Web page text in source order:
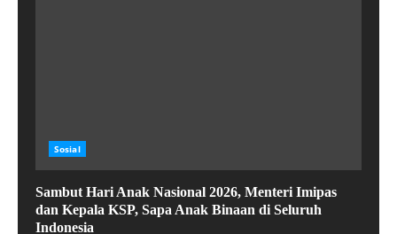
Sosial
Sambut Hari Anak Nasional 2026, Menteri Imipas
dan Kepala KSP, Sapa Anak Binaan di Seluruh
Indonesia